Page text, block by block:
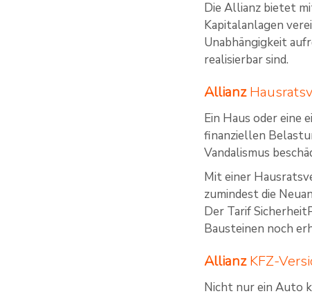
Die Allianz bietet
Kapitalanlagen
Unabhängigkeit
realisierbar sind.
Allianz
Ein Haus oder eine
finanziellen
Vandalismus
Mit einer
zumindest die
Der Tarif
Bausteinen noch
AllianzKFZ-
Nicht nur ein Auto